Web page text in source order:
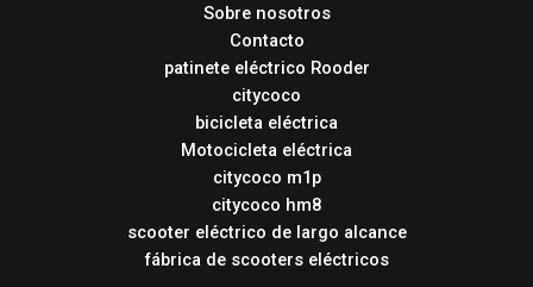
Sobre nosotros
Contacto
patinete eléctrico Rooder
citycoco
bicicleta eléctrica
Motocicleta eléctrica
citycoco m1p
citycoco hm8
scooter eléctrico de largo alcance
fábrica de scooters eléctricos